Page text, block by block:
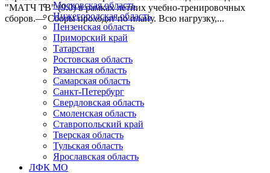
"МАТЧ ТВ" (9:0) в рамках летних учебно-тренировочных
сборов.— Сборы проходят по плану. Всю нагрузку,...
Московская область
Нижегородская область
Пензенская область
Приморский край
Татарстан
Ростовская область
Рязанская область
Самарская область
Санкт-Петербург
Свердловская область
Смоленская область
Ставропольский край
Тверская область
Тульская область
Ярославская область
ЛФК МО